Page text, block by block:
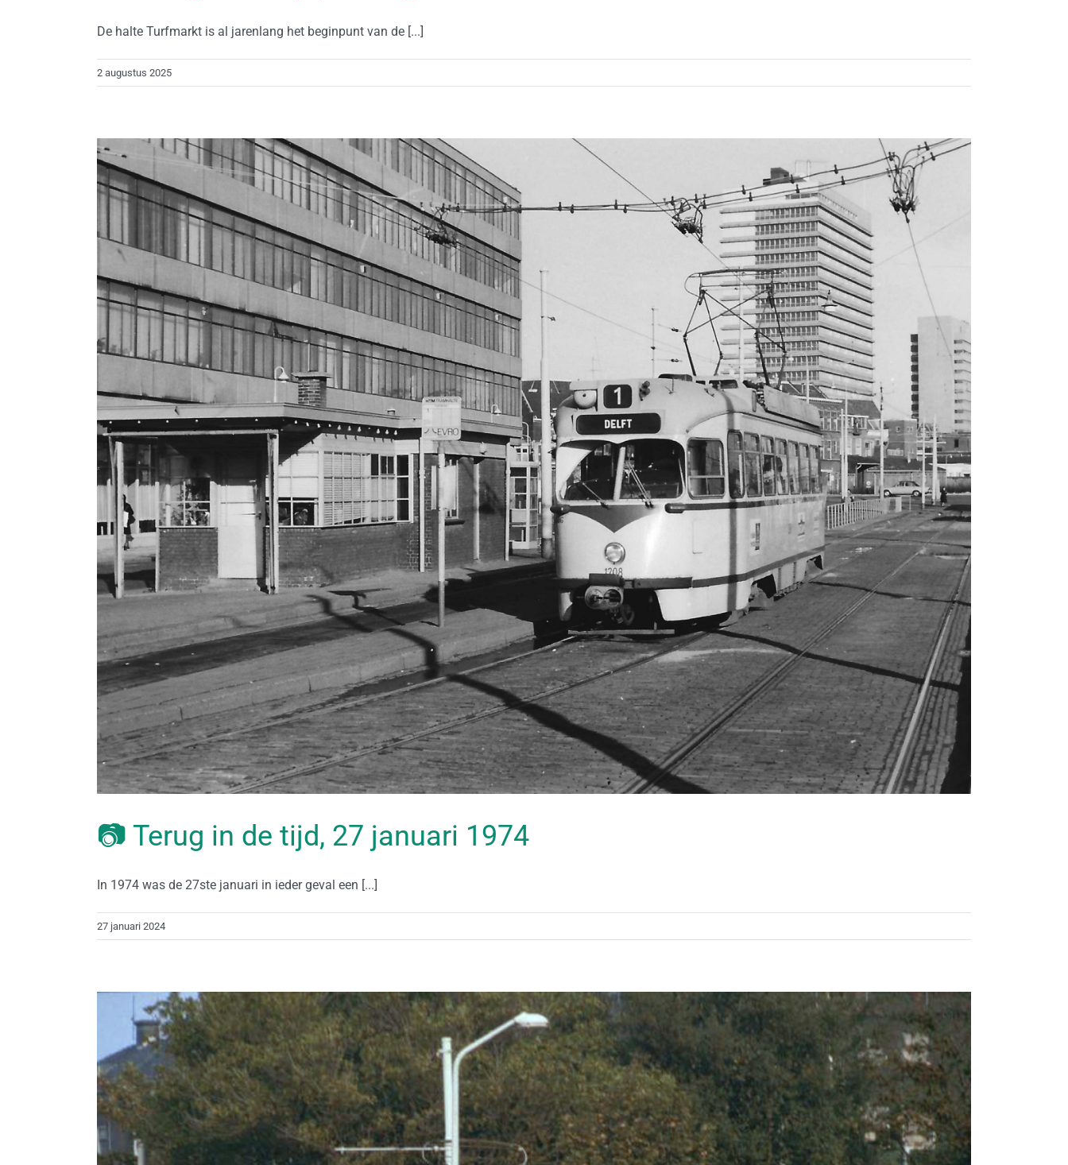
De halte Turfmarkt is al jarenlang het beginpunt van de [...]
2 augustus 2025
📷 Terug in de tijd, 27 januari 1974
In 1974 was de 27ste januari in ieder geval een [...]
27 januari 2024